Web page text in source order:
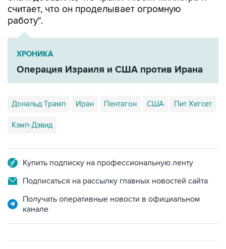
считает, что он проделывает огромную
работу".
ХРОНИКА
Операция Израиля и США против Ирана
Дональд Трамп Иран Пентагон США Пит Хегсет
Кэмп-Дэвид
Купить подписку на профессиональную ленту
Подписаться на рассылку главных новостей сайта
Получать оперативные новости в официальном
канале